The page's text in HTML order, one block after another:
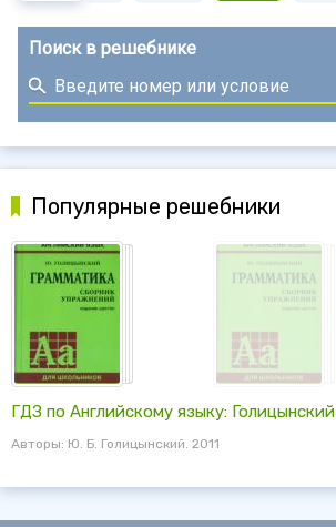
Поиск в решебнике
Популярные решебники
ГДЗ по Английскому языку: Голицынский
Авторы: Ю. Б. Голицынский. 2011